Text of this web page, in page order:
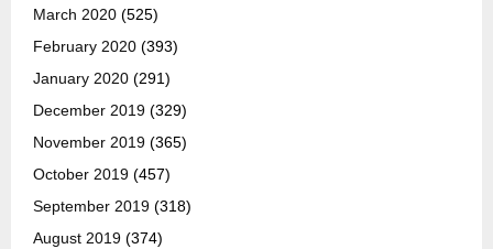
March 2020 (525)
February 2020 (393)
January 2020 (291)
December 2019 (329)
November 2019 (365)
October 2019 (457)
September 2019 (318)
August 2019 (374)